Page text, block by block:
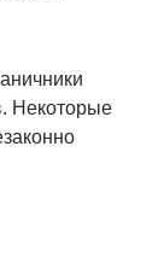
Некоторые